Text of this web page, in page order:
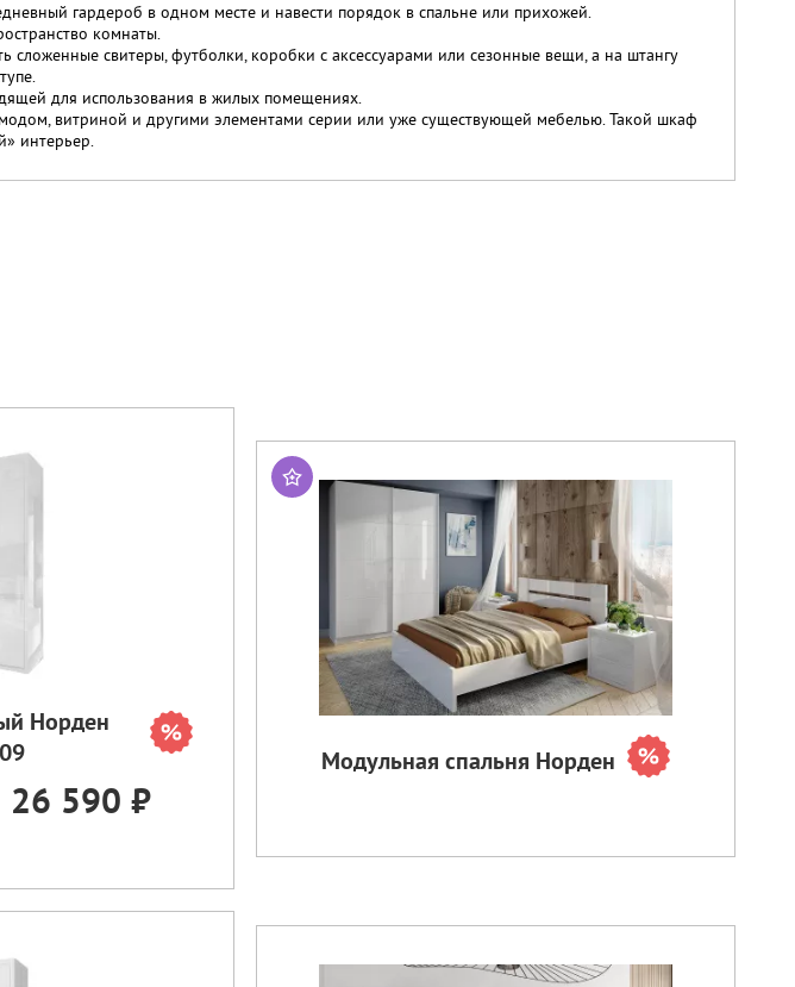
гардероб в одном месте и навести порядок в спальне или прихожей.
комнаты.
свитеры, футболки, коробки с аксессуарами или сезонные вещи, а на штангу
для использования в жилых помещениях.
витриной и другими элементами серии или уже существующей мебелью. Такой шкаф
интерьер.
Норден
26 590 ₽
Модульная спальня Норден